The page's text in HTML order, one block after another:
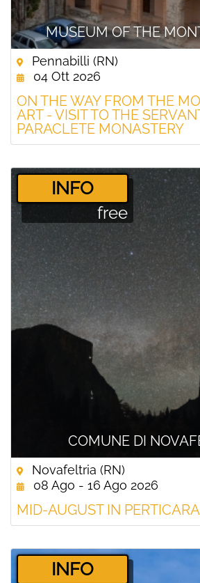
MUSEUM OF THE
Pennabilli (RN)
04 Ott 2026
ON THE WAY FROM THE
ART - VISIT TO THE
PARACLETE MONASTERY
COMUNE DI
­INFO
free
Novafeltria (RN)
08 Ago - 16 Ago 2026
MID-AUGUST IN PERTICARA
­INFO